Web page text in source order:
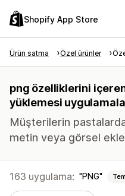
Shopify App Store
Ürün satma Özel ürünler
png özelliklerini
yüklemesi
Müşterilerin
metin veya görsel
163 uygulama: PNG